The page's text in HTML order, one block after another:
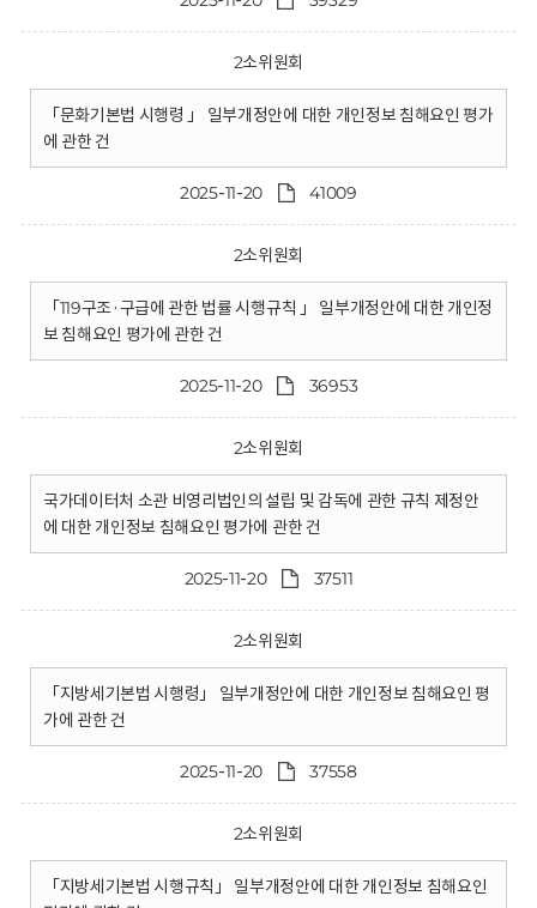
2소위원회
「문화기본법 시행령 」 일부개정안에 대한 개인정보 침해요인 평가
에 관한 건
2025-11-20 41009
2소위원회
「119구조·구급에 관한 법률 시행규칙 」 일부개정안에 대한 개인정
보 침해요인 평가에 관한 건
2025-11-20 36953
2소위원회
국가데이터처 소관 비영리법인의 설립 및 감독에 관한 규칙 제정안
에 대한 개인정보 침해요인 평가에 관한 건
2025-11-20 37511
2소위원회
「지방세기본법 시행령」 일부개정안에 대한 개인정보 침해요인 평
가에 관한 건
2025-11-20 37558
2소위원회
「지방세기본법 시행규칙」 일부개정안에 대한 개인정보 침해요인